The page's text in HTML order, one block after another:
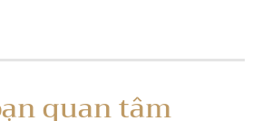
quan tâm